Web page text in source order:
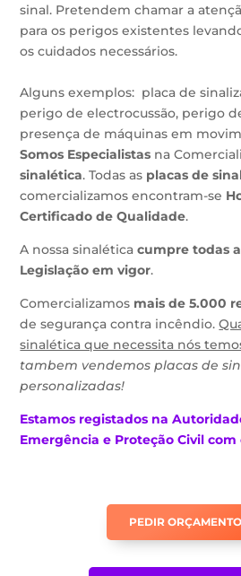
sinal. Pretendem chamar a
para os perigos existentes
os cuidados necessários.
Alguns exemplos: placa de
perigo de electrocussão, perigo
presença de máquinas em
Somos Especialistas na
sinalética. Todas as placas de
comercializamos encontram-se
Certificado de Qualidade.
A nossa sinaléticacumpre todas
Legislação em vigor.
Comercializamos mais de 5.000
de segurança contra incêndio.
sinalética que necessita nós
tambem vendemos placas de
personalizadas!
Estamos registados na
Emergência e Proteção Civil com
PEDIR ORÇAMENTO